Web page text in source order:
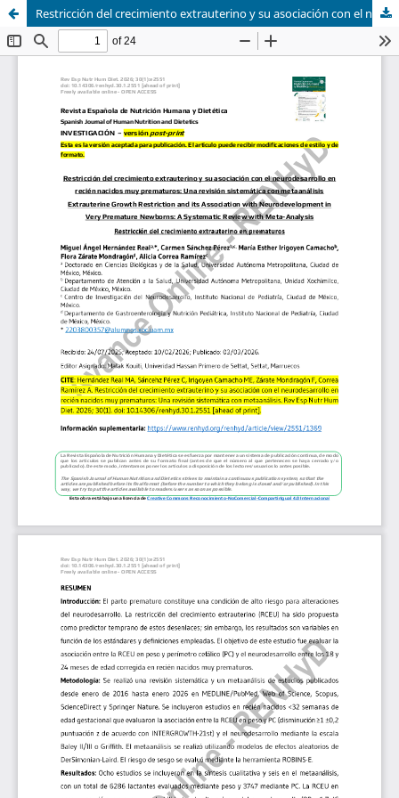
Restricción del crecimiento extrauterino y su asociación con el neurodesarrollo en recién nacidos muy prematuros: Una revisión sistemática con metaanálisis